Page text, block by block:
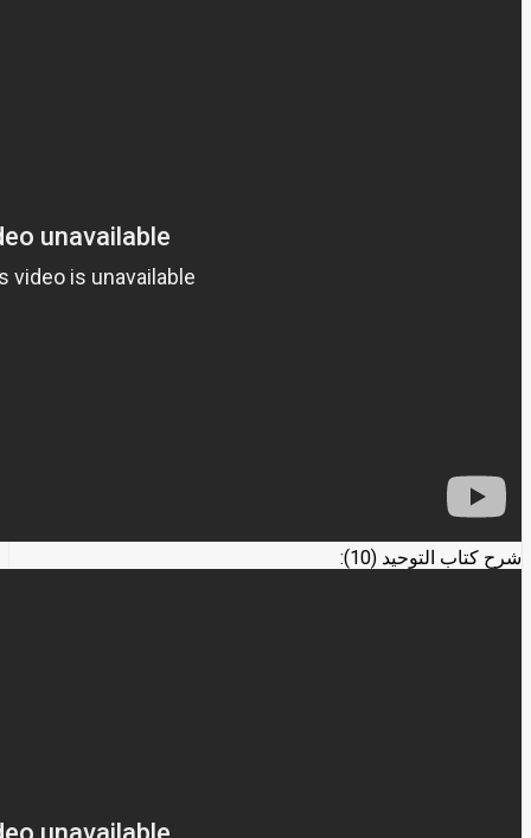
شرح كتاب التوحيد (10):